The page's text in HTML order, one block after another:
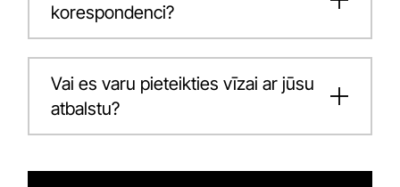
korespondenci?
Vai es varu pieteikties vīzai ar jūsu
atbalstu?